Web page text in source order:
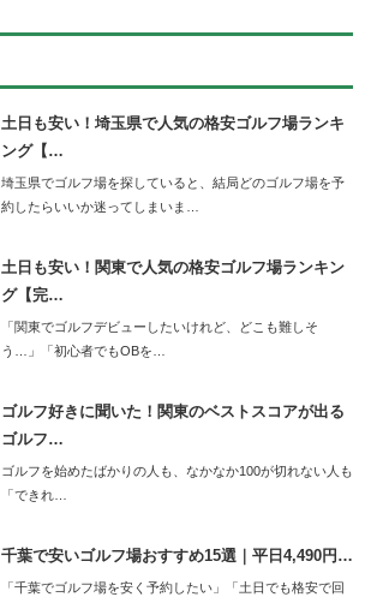
土日も安い！埼玉県で人気の格安ゴルフ場ランキ
ング【…
埼玉県でゴルフ場を探していると、結局どのゴルフ場を予
約したらいいか迷ってしまいま…
土日も安い！関東で人気の格安ゴルフ場ランキン
グ【完…
「関東でゴルフデビューしたいけれど、どこも難しそ
う…」「初心者でもOBを…
ゴルフ好きに聞いた！関東のベストスコアが出る
ゴルフ…
ゴルフを始めたばかりの人も、なかなか100が切れない人も
「できれ…
千葉で安いゴルフ場おすすめ15選｜平日4,490円…
「千葉でゴルフ場を安く予約したい」「土日でも格安で回